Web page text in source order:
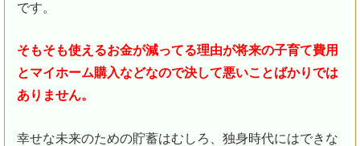
です。
そもそも使えるお金が減ってる理由が将来の子育て費用
とマイホーム購入などなので決して悪いことばかりでは
ありません。
幸せな未来のための貯蓄はむしろ、独身時代にはできな